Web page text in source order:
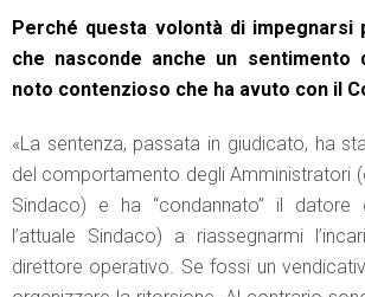
Perché questa volontà di impegnarsi
che nasconde anche un sentimento
noto contenzioso che ha avuto con il
«La sentenza, passata in giudicato, ha
del comportamento degli Amministratori
Sindaco) e ha “condannato” il
l’attuale Sindaco) a riassegnarmi
direttore operativo. Se fossi un